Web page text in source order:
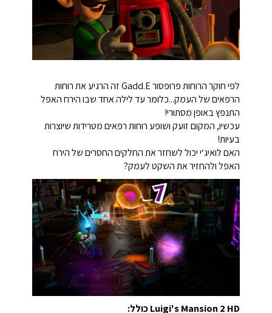
לפי חוקר הרוחות פרופסור Gadd.E זה הרגיע את רוחות
הרפאים של העמק...כלומר עד לילה אחד שבו הירח האפל
התנפץ באופן מסתורי!
עכשיו, המקום זועק ושופע רוחות רפאים מטרידות שיוצרות
בעיות!
האם לואיג‘י יכול לשחזר את החלקים החסרים של הירח
האפל ולהחזיר את השקט לעמק?
Luigi's Mansion 2 HD כולל: